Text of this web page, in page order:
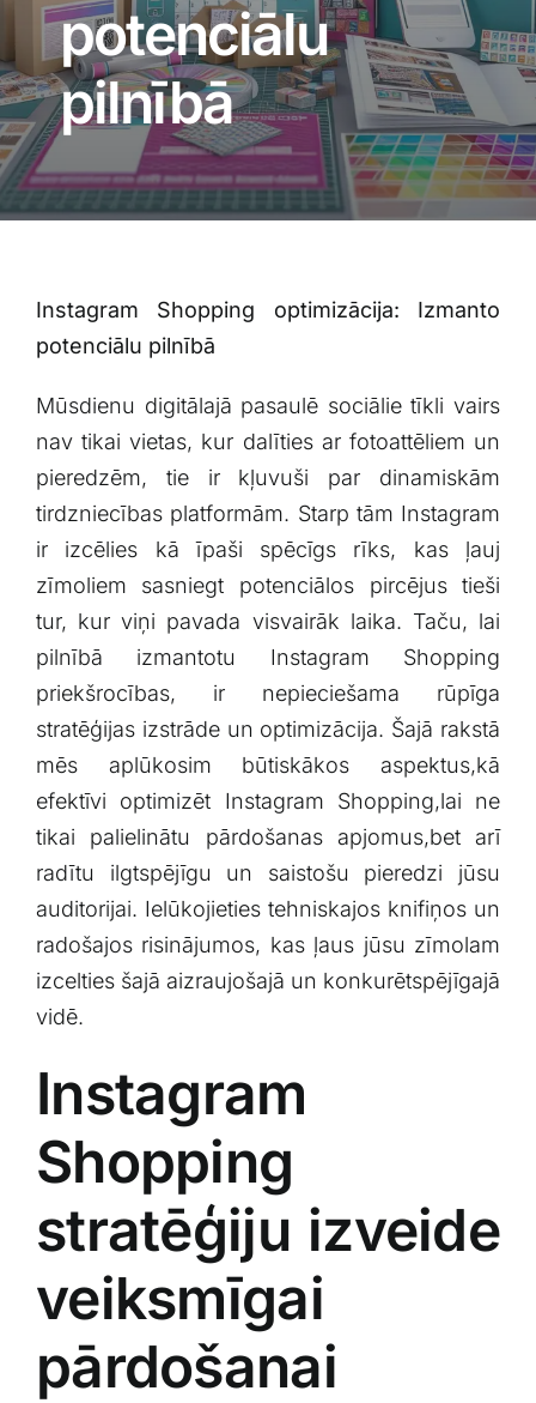
Blogs
Attēlu galerija
Video galerija
Vakances
BUJ
Kontakti
Klientu portāls
English
potenciālu
pilnībā
Instagram Shopping optimizācija: Izmanto
potenciālu pilnībā
Mūsdienu⁣ digitālajā pasaulē sociālie tīkli vairs
nav tikai vietas, kur dalīties ar fotoattēliem un
pieredzēm,‍ tie ir kļuvuši par dinamiskām
tirdzniecības platformām. Starp tām Instagram
ir izcēlies kā ⁣īpaši spēcīgs rīks, kas ļauj
zīmoliem sasniegt potenciālos pircējus tieši
tur, kur viņi pavada visvairāk laika. Taču, lai‍
pilnībā izmantotu Instagram Shopping
priekšrocības, ir nepieciešama rūpīga
‌stratēģijas izstrāde un optimizācija. Šajā rakstā
mēs aplūkosim būtiskākos aspektus,kā
efektīvi optimizēt Instagram Shopping,lai ne
tikai palielinātu pārdošanas apjomus,bet arī
radītu ilgtspējīgu un saistošu pieredzi jūsu
auditorijai. Ielūkojieties tehniskajos knifiņos⁤ un
radošajos ⁣risinājumos, kas ļaus jūsu zīmolam
izcelties šajā aizraujošajā un konkurētspējīgajā
vidē.
Instagram
Shopping
stratēģiju izveide
veiksmīgai
pārdošanai